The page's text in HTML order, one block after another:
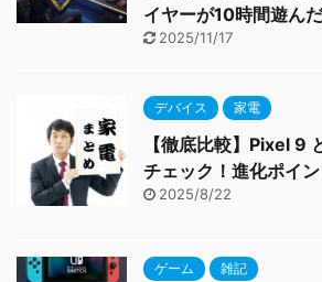
イヤーが10時間遊ん
2025/11/17
デバイス 家電
【徹底比較】Pixel 9
チェック！進化ポイ
2025/8/22
ゲーム 雑記